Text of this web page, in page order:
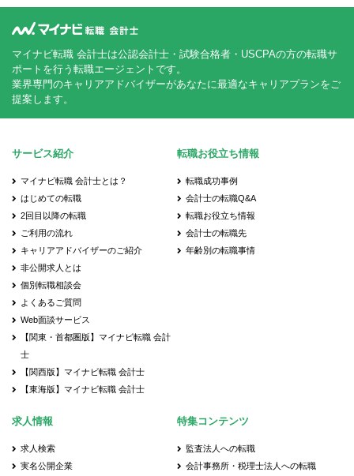
マイナビ転職 会計士は公認会計士・試験合格者・USCPAの方の転職サ
ポートを行う転職エージェントです。
業界専門のキャリアアドバイザーがあなたに最適なキャリアプランをご
提案します。
サービス紹介
マイナビ転職 会計士とは？
はじめての転職
2回目以降の転職
ご利用の流れ
キャリアアドバイザーのご紹介
非公開求人とは
個別転職相談会
よくあるご質問
Web面談サービス
【関東・首都圏版】マイナビ転職 会計
士
【関西版】マイナビ転職 会計士
【東海版】マイナビ転職 会計士
転職お役立ち情報
転職成功事例
会計士の転職Q&A
転職お役立ち情報
会計士の転職先
年齢別の転職事情
求人情報
求人検索
実名公開企業
特集コンテンツ
監査法人への転職
会計事務所・税理士法人への転職